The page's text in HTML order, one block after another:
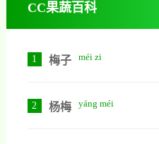
内氧化
素，而
CC果蔬百科
1 梅子 méi zi
2 杨梅 yáng méi